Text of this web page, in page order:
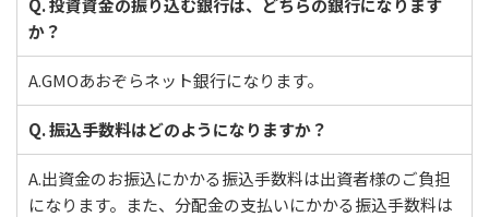
Q. 投資資金の振り込む銀行は、どちらの銀行になります
か？
A.GMOあおぞらネット銀行になります。
Q. 振込手数料はどのようになりますか？
A.出資金のお振込にかかる振込手数料は出資者様のご負担
になります。また、分配金の支払いにかかる振込手数料は